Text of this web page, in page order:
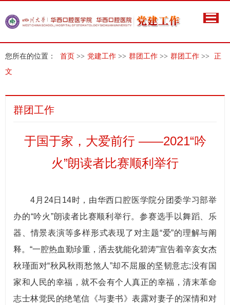
您所在的位置： 首页 >> 党建工作 >> 群团工作 >> 群团工作 >>
正
文
群团工作
于国于家，大爱前行 ——2021“吟
火”朗读者比赛顺利举行
4月24日14时，由华西口腔医学院分团委学习部举
办的“吟火”朗读者比赛顺利举行。参赛选手以舞蹈、乐
器、情景表演等多样形式表现了对主题“爱”的理解与阐
释。“一腔热血勤珍重，洒去犹能化碧涛”宣告着辛亥女杰
秋瑾面对“秋风秋雨愁煞人”却不屈服的坚韧意志;没有国
家和人民的幸福，就不会有个人真正的幸福，清末革命
志士林觉民的绝笔信《与妻书》表露对妻子的深情和对